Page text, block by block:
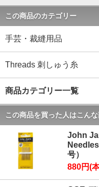
この商品のカテゴリー
手芸・裁縫用品
Threads 刺しゅう糸
商品カテゴリー一覧
この商品を買った人はこん
John
号）
880円(